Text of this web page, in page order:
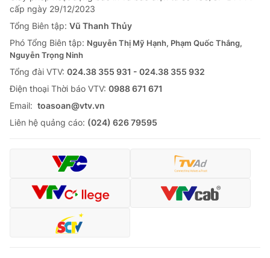
Tin tức
Thế giới đó đây
Câu chuyện quốc tế
Kinh tế
Tài chính
Thị trường
Góc doanh nghiệp
Dữ liệu và đời sống
Truyền hình
Phim VTV
Giải trí
Đời sống
Làm đẹp
Chất lượng cuộc sống
Giáo dục
Học trực tuyến
Công nghệ
cấp ngày 29/12/2023
Tổng Biên tập: Vũ Thanh Thủy
Phó Tổng Biên tập: Nguyễn Thị Mỹ Hạnh, Phạm Quốc Thắng,
Nguyễn Trọng Ninh
Tổng đài VTV: 024.38 355 931 - 024.38 355 932
Ðiện thoại Thời báo VTV: 0988 671 671
Email: toasoan@vtv.vn
Liên hệ quảng cáo: (024) 626 79595